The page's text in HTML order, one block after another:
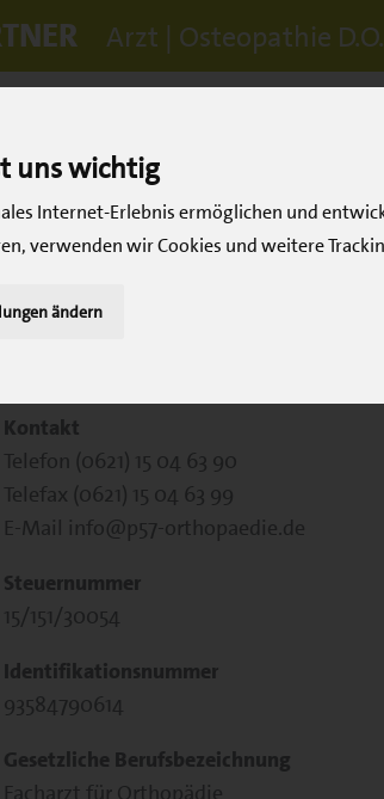
uns wichtig
Internet-Erlebnis ermöglichen und
verwenden wir Cookies und weitere
ändern
Arzt | Osteopathie
Impressum
Dr. med. Alexander Schmitt
Kontakt
Telefon (0621) 15 04 63 90
Telefax (0621) 15 04 63 99
E-Mail info@p57-orthopaedie.de
Steuernummer
15/151/30054
Identifikationsnummer
93584790614
Gesetzliche Berufsbezeichnung
Facharzt für Orthopädie